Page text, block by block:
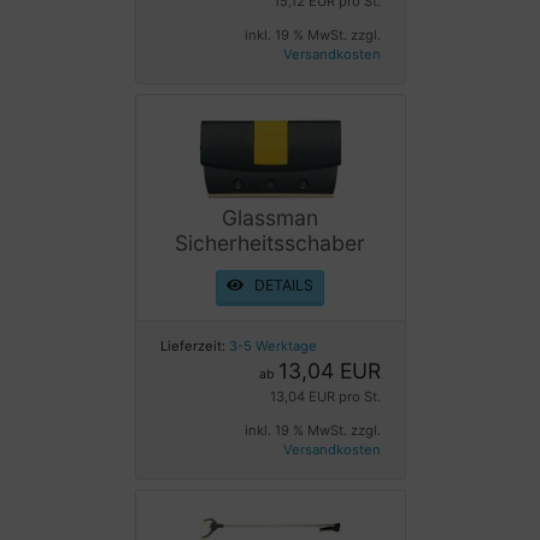
inkl. 19 % MwSt. zzgl.
Versandkosten
Glassman
Sicherheitsschaber
DETAILS
Lieferzeit: 3-5 Werktage
ab 13,04 EUR
13,04 EUR pro St.
inkl. 19 % MwSt. zzgl.
Versandkosten